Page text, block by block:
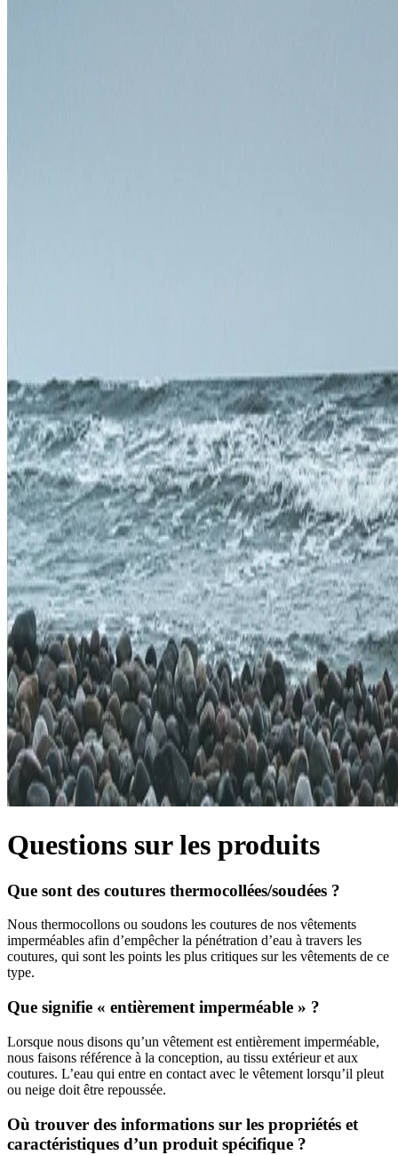
Questions sur les produits
Que sont des coutures thermocollées/soudées ?
Nous thermocollons ou soudons les coutures de nos vêtements
imperméables afin d’empêcher la pénétration d’eau à travers les
coutures, qui sont les points les plus critiques sur les vêtements de ce
type.
Que signifie « entièrement imperméable » ?
Lorsque nous disons qu’un vêtement est entièrement imperméable,
nous faisons référence à la conception, au tissu extérieur et aux
coutures. L’eau qui entre en contact avec le vêtement lorsqu’il pleut
ou neige doit être repoussée.
Où trouver des informations sur les propriétés et
caractéristiques d’un produit spécifique ?